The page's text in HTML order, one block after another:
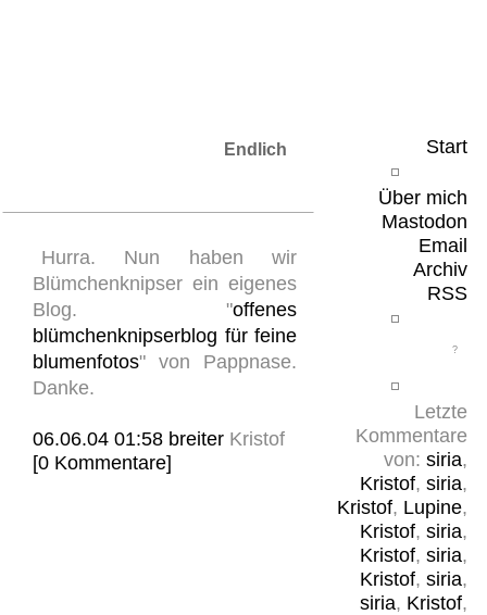
Start
Über mich
Mastodon
Email
Archiv
RSS
Letzte
Kommentare
von: siria,
Kristof, siria,
Kristof, Lupine,
Kristof, siria,
Kristof, siria,
Kristof, siria,
siria, Kristof,
Endlich
Hurra. Nun haben wir
Blümchenknipser ein eigenes
Blog. "offenes
blümchenknipserblog für feine
blumenfotos" von Pappnase.
Danke.
06.06.04 01:58 breiter Kristof
[0 Kommentare]